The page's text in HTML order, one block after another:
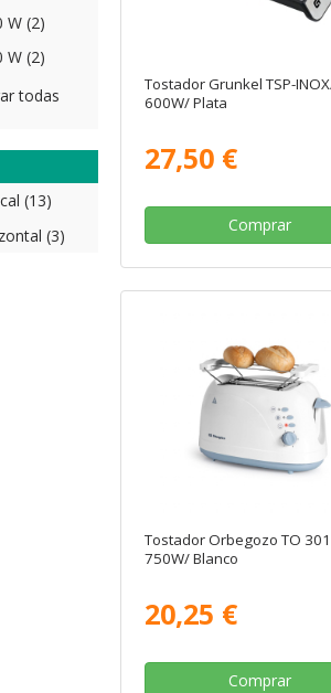
W (2)
W (2)
todas
(13)
(3)
Tostador Grunkel TSP-
600W/ Plata
27,50 €
Comprar
Tostador Orbegozo TO
750W/ Blanco
20,25 €
Comprar